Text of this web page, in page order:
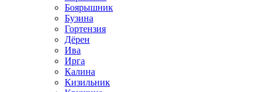
Боярышник
Бузина
Гортензия
Дёрен
Ива
Ирга
Калина
Кизильник